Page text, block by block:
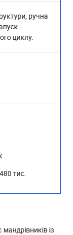
ручна
циклу.
тис.
із